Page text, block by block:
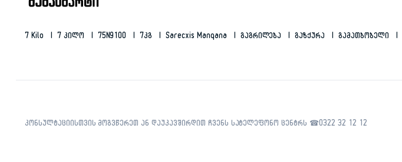
7 Kilo 7 Კილო 75N9100 7კგ Sarecxis Manqana Გაგრილება Გაზქურა Გამათბობელი